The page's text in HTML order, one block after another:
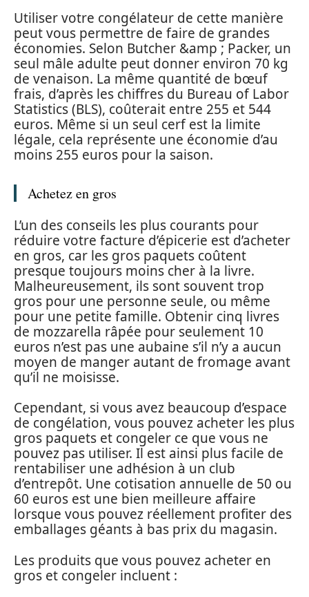
Utiliser votre congélateur de cette manière
peut vous permettre de faire de grandes
économies. Selon Butcher &amp ; Packer, un
seul mâle adulte peut donner environ 70 kg
de venaison. La même quantité de bœuf
frais, d’après les chiffres du Bureau of Labor
Statistics (BLS), coûterait entre 255 et 544
euros. Même si un seul cerf est la limite
légale, cela représente une économie d’au
moins 255 euros pour la saison.
Achetez en gros
L’un des conseils les plus courants pour
réduire votre facture d’épicerie est d’acheter
en gros, car les gros paquets coûtent
presque toujours moins cher à la livre.
Malheureusement, ils sont souvent trop
gros pour une personne seule, ou même
pour une petite famille. Obtenir cinq livres
de mozzarella râpée pour seulement 10
euros n’est pas une aubaine s’il n’y a aucun
moyen de manger autant de fromage avant
qu’il ne moisisse.
Cependant, si vous avez beaucoup d’espace
de congélation, vous pouvez acheter les plus
gros paquets et congeler ce que vous ne
pouvez pas utiliser. Il est ainsi plus facile de
rentabiliser une adhésion à un club
d’entrepôt. Une cotisation annuelle de 50 ou
60 euros est une bien meilleure affaire
lorsque vous pouvez réellement profiter des
emballages géants à bas prix du magasin.
Les produits que vous pouvez acheter en
gros et congeler incluent :